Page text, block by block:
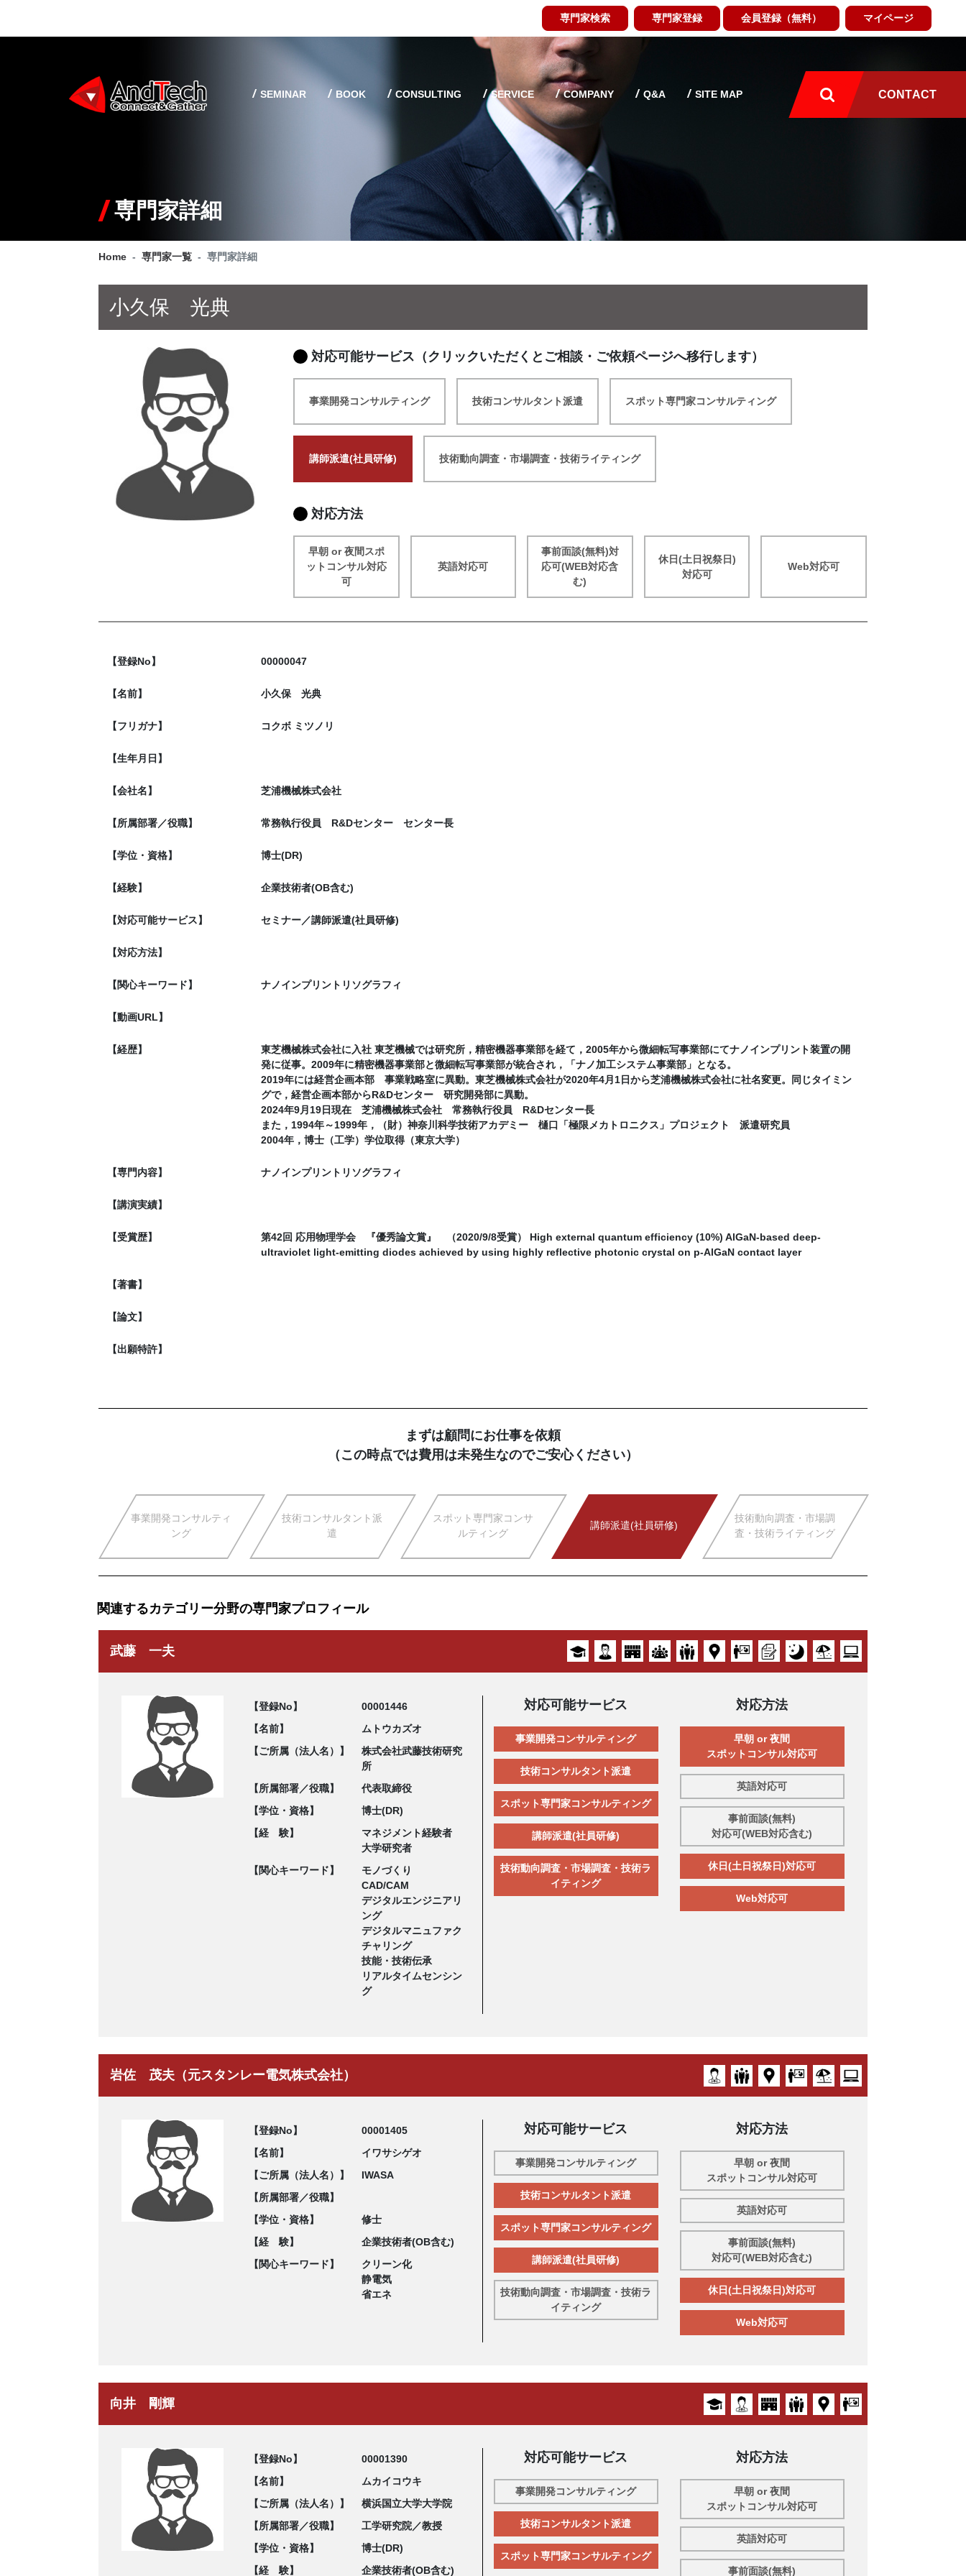
専門家検索 専門家登録 会員登録（無料） マイページ
SEMINAR BOOK CONSULTING SERVICE COMPANY Q&A SITE MAP CONTACT
専門家詳細
Home 専門家一覧 専門家詳細
小久保 光典
対応可能サービス（クリックいただくとご相談・ご依頼ページへ移行します）
事業開発コンサルティング 技術コンサルタント派遣 スポット専門家コンサルティング
講師派遣(社員研修) 技術動向調査・市場調査・技術ライティング
対応方法
早朝 or 夜間スポ
ットコンサル対応
可
英語対応可
事前面談(無料)対
応可(WEB対応含
む)
休日(土日祝祭日)
対応可
Web対応可
【登録No】 00000047
【名前】 小久保 光典
【フリガナ】 コクボ ミツノリ
【生年月日】
【会社名】 芝浦機械株式会社
【所属部署／役職】 常務執行役員 R&Dセンター センター長
【学位・資格】 博士(DR)
【経験】 企業技術者(OB含む)
【対応可能サービス】 セミナー／講師派遣(社員研修)
【対応方法】
【関心キーワード】 ナノインプリントリソグラフィ
【動画URL】
【経歴】
東芝機械株式会社に入社 東芝機械では研究所，精密機器事業部を経て，2005年から微細転写事業部にてナノインプリント装置の開
発に従事。2009年に精密機器事業部と微細転写事業部が統合され，「ナノ加工システム事業部」となる。
2019年には経営企画本部 事業戦略室に異動。東芝機械株式会社が2020年4月1日から芝浦機械株式会社に社名変更。同じタイミン
グで，経営企画本部からR&Dセンター 研究開発部に異動。
2024年9月19日現在 芝浦機械株式会社 常務執行役員 R&Dセンター長
また，1994年～1999年，（財）神奈川科学技術アカデミー 樋口「極限メカトロニクス」プロジェクト 派遣研究員
2004年，博士（工学）学位取得（東京大学）
【専門内容】 ナノインプリントリソグラフィ
【講演実績】
【受賞歴】
第42回 応用物理学会 『優秀論文賞』 （2020/9/8受賞） High external quantum efficiency (10%) AlGaN-based deep-
ultraviolet light-emitting diodes achieved by using highly reflective photonic crystal on p-AlGaN contact layer
【著書】
【論文】
【出願特許】
まずは顧問にお仕事を依頼
（この時点では費用は未発生なのでご安心ください）
事業開発コンサルティ
ング
技術コンサルタント派
遣
スポット専門家コンサ
ルティング
講師派遣(社員研修)
技術動向調査・市場調
査・技術ライティング
関連するカテゴリー分野の専門家プロフィール
武藤 一夫
【登録No】
00001446
【名前】
ムトウカズオ
【ご所属（法人名）】
株式会社武藤技術研究
所
【所属部署／役職】
代表取締役
【学位・資格】
博士(DR)
【経 験】
マネジメント経験者
大学研究者
【関心キーワード】
モノづくり
CAD/CAM
デジタルエンジニアリ
ング
デジタルマニュファク
チャリング
技能・技術伝承
リアルタイムセンシン
グ
対応可能サービス
事業開発コンサルティング
技術コンサルタント派遣
スポット専門家コンサルティング
講師派遣(社員研修)
技術動向調査・市場調査・技術ラ
イティング
対応方法
早朝 or 夜間
スポットコンサル対応可
英語対応可
事前面談(無料)
対応可(WEB対応含む)
休日(土日祝祭日)対応可
Web対応可
岩佐 茂夫（元スタンレー電気株式会社）
【登録No】
00001405
【名前】
イワサシゲオ
【ご所属（法人名）】
IWASA
【所属部署／役職】
【学位・資格】
修士
【経 験】
企業技術者(OB含む)
【関心キーワード】
クリーン化
静電気
省エネ
対応可能サービス
事業開発コンサルティング
技術コンサルタント派遣
スポット専門家コンサルティング
講師派遣(社員研修)
技術動向調査・市場調査・技術ラ
イティング
対応方法
早朝 or 夜間
スポットコンサル対応可
英語対応可
事前面談(無料)
対応可(WEB対応含む)
休日(土日祝祭日)対応可
Web対応可
向井 剛輝
【登録No】
00001390
【名前】
ムカイコウキ
【ご所属（法人名）】
横浜国立大学大学院
【所属部署／役職】
工学研究院／教授
【学位・資格】
博士(DR)
【経 験】
企業技術者(OB含む)
対応可能サービス
事業開発コンサルティング
技術コンサルタント派遣
スポット専門家コンサルティング
対応方法
早朝 or 夜間
スポットコンサル対応可
英語対応可
事前面談(無料)